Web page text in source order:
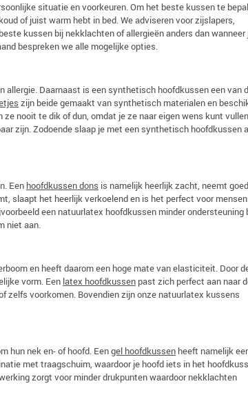
situatie en voorkeuren. Om het beste kussen te
of juist warm hebt in bed. We adviseren voor zijslapers,
kussen bij nekklachten of allergieën anders dan wanneer
bespreken we alle mogelijke opties.
Daarnaast is een synthetisch hoofdkussen een van
zijn beide gemaakt van synthetisch materialen en
nooit te dik of dun, omdat je ze naar eigen wens kunt
zijn. Zodoende slaap je met een synthetisch hoofdkussen
Een hoofdkussen dons is namelijk heerlijk zacht, neemt
slaapt het heerlijk verkoelend en is het perfect voor
een natuurlatex hoofdkussen minder ondersteuning
niet aan.
en heeft daarom een hoge mate van elasticiteit. Door
vorm. Een latex hoofdkussen past zich perfect aan naar
zelfs voorkomen. Bovendien zijn onze natuurlatex kussens
hun nek en- of hoofd. Eengel hoofdkussen heeft namelijk
met traagschuim, waardoor je hoofd iets in het
zorgt voor minder drukpunten waardoor nekklachten